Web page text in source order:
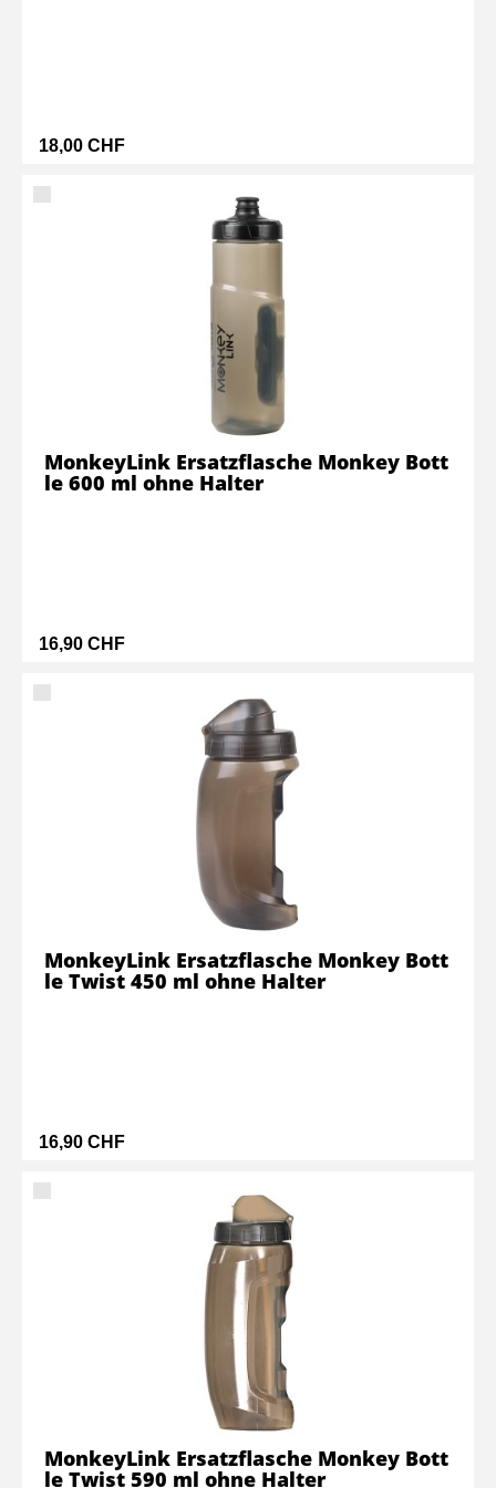
18,00 CHF
16,90 CHF
MonkeyLink Ersatzflasche Monkey Bott
le 600 ml ohne Halter
16,90 CHF
MonkeyLink Ersatzflasche Monkey Bott
le Twist 450 ml ohne Halter
MonkeyLink Ersatzflasche Monkey Bott
le Twist 590 ml ohne Halter